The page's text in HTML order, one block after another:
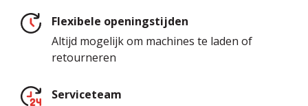
Flexibele openingstijden
Altijd mogelijk om machines te laden of
retourneren
Serviceteam